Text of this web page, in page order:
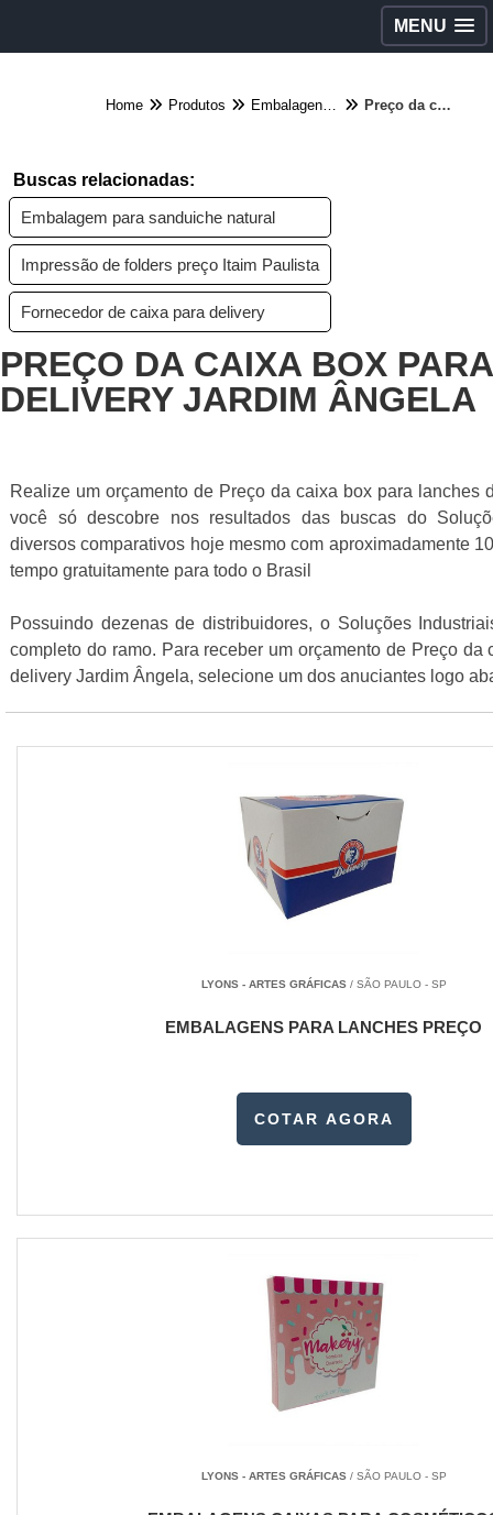
MENU
Home Produtos Embalagens diversas - Categoria Preço da caixa box para lanches delivery Jardim Ângela
Buscas relacionadas:
Embalagem para sanduiche natural
Impressão de folders preço Itaim Paulista
Fornecedor de caixa para delivery
PREÇO DA CAIXA BOX
DELIVERY JARDIM ÂNGELA
Realize um orçamento de Preço da caixa box para lanches
você só descobre nos resultados das buscas do
diversos comparativos hoje mesmo com aproximadamente
tempo gratuitamente para todo o Brasil
Possuindo dezenas de distribuidores, o Soluções
completo do ramo. Para receber um orçamento de Preço da
delivery Jardim Ângela, selecione um dos anuciantes logo
LYONS - ARTES GRÁFICAS/ SÃO PAULO - SP
EMBALAGENS PARA LANCHES PREÇO
COTAR AGORA
LYONS - ARTES GRÁFICAS/ SÃO PAULO - SP